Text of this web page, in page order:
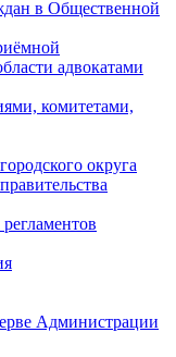
в Общественной
адвокатами
комитетами,
округа
Администрации